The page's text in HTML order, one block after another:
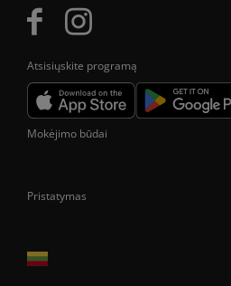
Atsisiųskite programą
Mokėjimo būdai
Pristatymas